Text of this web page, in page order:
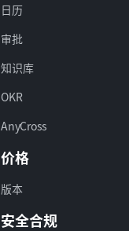
日历
审批
知识库
OKR
AnyCross
价格
版本
安全合规